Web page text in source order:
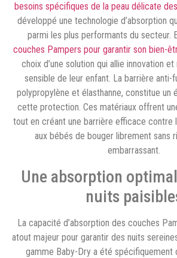
besoins spécifiques de la peau délicate
développé une technologie d’absorption
parmi les plus performants du secteur.
couches Pampers pour garantir son bien-
choix d’une solution qui allie innovation
sensible de leur enfant. La barrière anti-
polypropylène et élasthanne, constitue un
cette protection. Ces matériaux offrent
tout en créant une barrière efficace contre
aux bébés de bouger librement sans
embarrassant.
Une absorption
nuits
La capacité d’absorption des couches
atout majeur pour garantir des nuits
gamme Baby-Dry a été spécifiquement